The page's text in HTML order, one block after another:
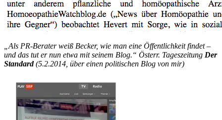
„Als PR-Berater weiß Becker, wie man eine Öffentlichkeit findet –
und das tut er nun etwa mit seinem Blog.“ Österr. Tageszeitung Der
Standard(5.2.2014, über einen politischen Blog von mir)